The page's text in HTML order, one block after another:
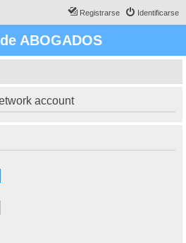
Identificarse
Registrarse
ABOGADOS
account